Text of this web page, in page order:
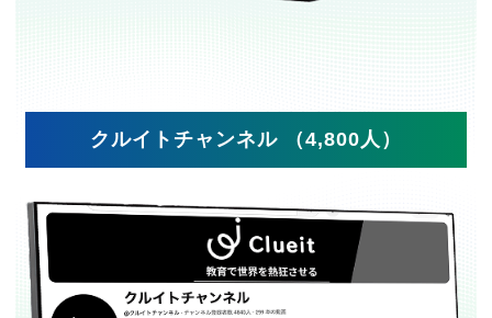
クルイトチャンネル （4,800人）